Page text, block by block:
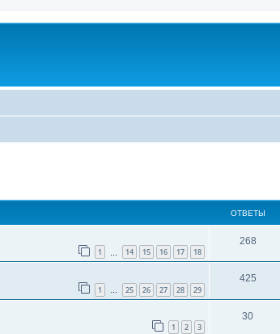
ОТВЕТЫ
1 14 15 16 17 18
268
1 … 25 26 27 28 29
425
1 2 3
30